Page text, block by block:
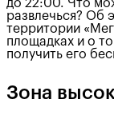
до 22:00. Что
развлечься? Об
территории
площадках и о
получить его
Зона